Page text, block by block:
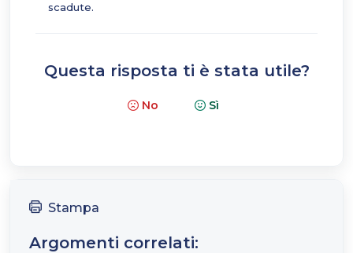
scadute.
Questa risposta ti è stata utile?
No Sì
Stampa
Argomenti correlati: